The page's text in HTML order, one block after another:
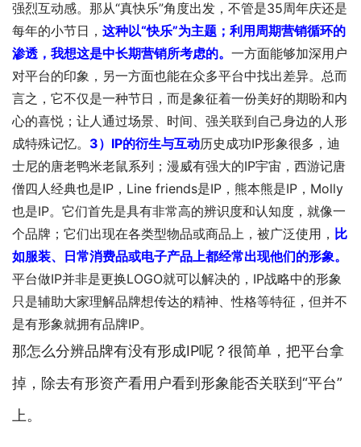
强烈互动感。那从“真快乐”角度出发，不管是35周年庆还是
每年的小节日， 这种以“快乐”为主题；利用周期营销循环的
渗透，我想这是中长期营销所考虑的。 一方面能够加深用户
对平台的印象，另一方面也能在众多平台中找出差异。总而
言之，它不仅是一种节日，而是象征着一份美好的期盼和内
心的喜悦；让人通过场景、时间、强关联到自己身边的人形
成特殊记忆。 3）IP的衍生与互动历史成功IP形象很多，迪
士尼的唐老鸭米老鼠系列；漫威有强大的IP宇宙，西游记唐
僧四人经典也是IP，Line friends是IP，熊本熊是IP，Molly
也是IP。它们首先是具有非常高的辨识度和认知度，就像一
个品牌；它们出现在各类型物品或商品上，被广泛使用， 比
如服装、日常消费品或电子产品上都经常出现他们的形象。
平台做IP并非是更换LOGO就可以解决的，IP战略中的形象
只是辅助大家理解品牌想传达的精神、性格等特征，但并不
是有形象就拥有品牌IP。
那怎么分辨品牌有没有形成IP呢？很简单，把平台拿
掉，除去有形资产看用户看到形象能否关联到“平台”
上。